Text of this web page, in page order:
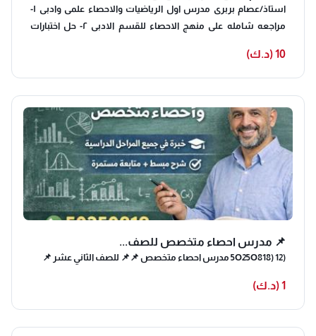
استاذ/عصام بربرى مدرس اول الرياضيات والاحصاء علمى وادبى ١-
مراجعه شامله على منهج الاحصاء للقسم الادبى ٢- حل اختبارات
10 (د.ك)
📌 مدرس احصاء متخصص للصف...
(5O25O818) 12 مدرس احصاء متخصص 📌📌 للصف الثاني عشر 📌
1 (د.ك)